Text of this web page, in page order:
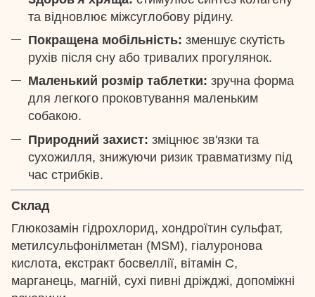
та відновлює міжсуглобову рідину.
Покращена мобільність: зменшує скутість
рухів після сну або тривалих прогулянок.
Маленький розмір таблетки: зручна форма
для легкого проковтування маленьким
собакою.
Природний захист: зміцнює зв'язки та
сухожилля, знижуючи ризик травматизму під
час стрибків.
Склад
Глюкозамін гідрохлорид, хондроїтин сульфат,
метилсульфонілметан (MSM), гіалуронова
кислота, екстракт босвеллії, вітамін С,
марганець, магній, сухі пивні дріжджі, допоміжні